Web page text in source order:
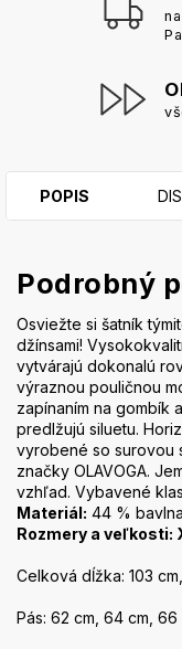
POPIS
Podrobný
Osviežte si šatník
džínsami!
vytvárajú dokonalú
výraznou pouličnou
zapínaním na gombík
predlžujú siluetu.
vyrobené so surovou
značky OLAVOGA.
vzhľad. Vybavené
Materiál: 44 %
Rozmery a veľkosti:
Celková dĺžka: 103
Pás: 62 cm, 64 cm, 66